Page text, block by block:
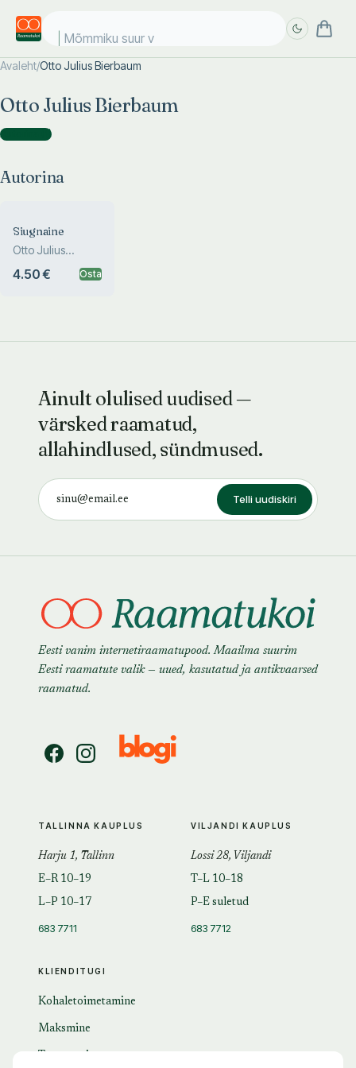
Mõmmiku suur vä
Avaleht/Otto Julius Bierbaum
Otto Julius Bierbaum
Autorina )
Autorina
Siugnaine
Otto Julius
4.50 € Osta
Ainult olulised uudised —
värsked raamatud,
allahindlused, sündmused.
Telli uudiskiri
Eesti vanim internetiraamatupood. Maailma suurim
Eesti raamatute valik — uued, kasutatud ja antikvaarsed
raamatud.
KLIENDITUGI
Kohaletoimetamine
Maksmine
TALLINNA KAUPLUS
Harju 1, Tallinn
E–R 10–19
L–P 10–17
683 7711
VILJANDI KAUPLUS
Lossi 28, Viljandi
T–L 10–18
P–E suletud
683 7712